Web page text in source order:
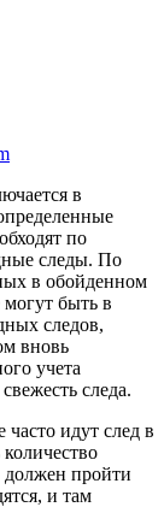
в
обходят по
следы. По
в обойденном
быть в
следов,
вновь
учета
следа.
идут след в
пройти
и там